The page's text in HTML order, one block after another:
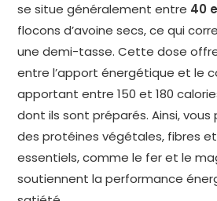
se situe généralement entre 40
flocons d’avoine secs, ce qui
une demi-tasse. Cette dose
entre l’apport énergétique et le
apportant entre 150 et 180
dont ils sont préparés. Ainsi,
des protéines végétales, fibres
essentiels, comme le fer et le
soutiennent la performance